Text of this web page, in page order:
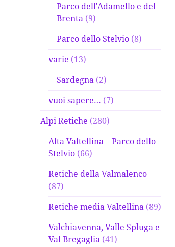
Parco dell'Adamello e del
Brenta (9)
Parco dello Stelvio (8)
varie (13)
Sardegna (2)
vuoi sapere… (7)
Alpi Retiche (280)
Alta Valtellina – Parco dello
Stelvio (66)
Retiche della Valmalenco
(87)
Retiche media Valtellina (89)
Valchiavenna, Valle Spluga e
Val Bregaglia (41)